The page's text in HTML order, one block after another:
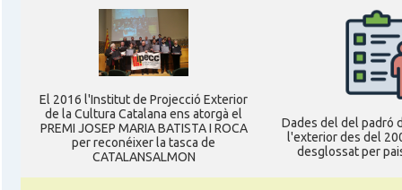
* + ambaixades i consolats
El 2016 l'Institut de Projecció Exterior
de la Cultura Catalana ens atorgà el
PREMI JOSEP MARIA BATISTA I ROCA
per reconéixer la tasca de
CATALANSALMON
Dades del del padró
l'exterior des del
desglossat per